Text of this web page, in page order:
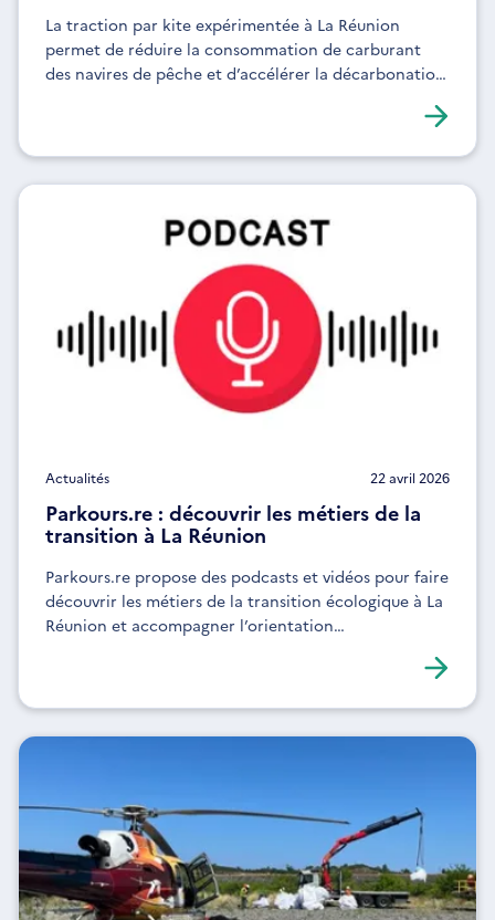
La traction par kite expérimentée à La Réunion
permet de réduire la consommation de carburant
des navires de pêche et d’accélérer la décarbonation
Actualités 22 avril 2026
Parkours.re : découvrir les métiers de la
transition à La Réunion
Parkours.re propose des podcasts et vidéos pour faire
découvrir les métiers de la transition écologique à La
Réunion et accompagner l’orientation